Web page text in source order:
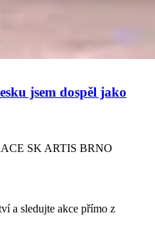
jsem dospěl jako
SK ARTIS BRNO
a sledujte akce přímo z